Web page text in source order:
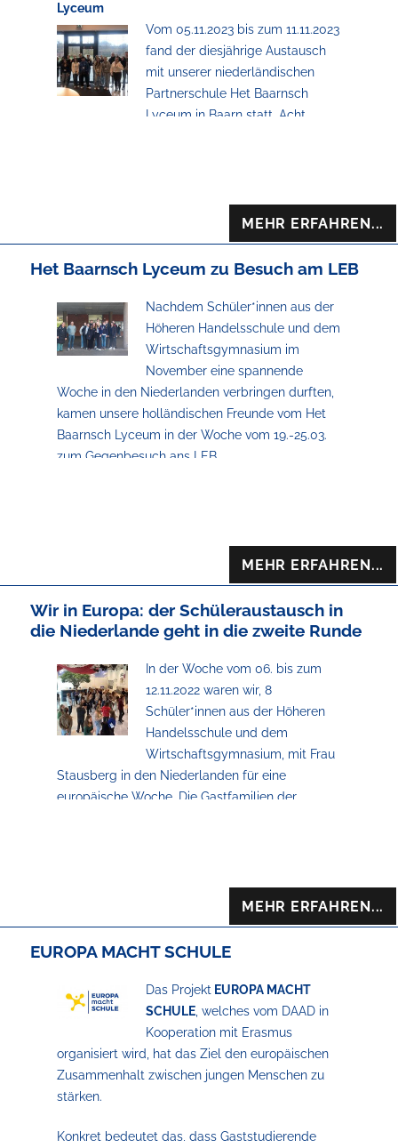
Andrea Hartkopf & Laura Keller
Lyceum
Vom 05.11.2023 bis zum 11.11.2023
fand der diesjährige Austausch
mit unserer niederländischen
Partnerschule Het Baarnsch
Lyceum in Baarn statt. Acht
Baarn und nahmen an der von der
niederländischen Schule organisierten
„European Week“ teil. Weitere Teilnehmer und
Frankreich und Bulgarien. Die deutschen Schüler
und Schülerinnen debattierten gemeinsam mit
ihren Gastschülern und Gastschülerinnen zu
kontroversen europapolitischen Themen. Sie
lernten, wie sie überzeugend auf Englisch ihren
Standpunkt vertreten, Argumente aufbauen und
ohne Hemmungen vor Publikum sprechen
können. Zu dem Programm am Het Baarnsch
MEHR ERFAHREN...
Het Baarnsch Lyceum zu Besuch am LEB
Nachdem Schüler*innen aus der
Höheren Handelsschule und dem
Wirtschaftsgymnasium im
November eine spannende
Woche in den Niederlanden verbringen durften,
kamen unsere holländischen Freunde vom Het
Baarnsch Lyceum in der Woche vom 19.-25.03.
zum Gegenbesuch ans LEB.
MEHR ERFAHREN...
Wir in Europa: der Schüleraustausch in
die Niederlande geht in die zweite Runde
In der Woche vom 06. bis zum
12.11.2022 waren wir, 8
Schüler*innen aus der Höheren
Handelsschule und dem
Wirtschaftsgymnasium, mit Frau
Stausberg in den Niederlanden für eine
europäische Woche. Die Gastfamilien der
Tag noch mit unseren Austauschpartnern in
einer Snackbar getroffen, um uns besser
kennenzulernen. Wir haben uns auf Anhieb gut
MEHR ERFAHREN...
EUROPA MACHT SCHULE
Das Projekt EUROPA MACHT
SCHULE, welches vom DAAD in
Kooperation mit Erasmus
organisiert wird, hat das Ziel den europäischen
Zusammenhalt zwischen jungen Menschen zu
stärken.
Konkret bedeutet das, dass Gaststudierende